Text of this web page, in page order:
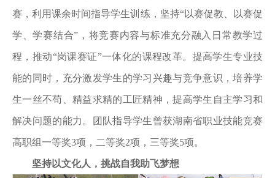
赛，利用课余时间指导学生训练，坚持“以赛促教、以赛促
学、学赛结合”，将竞赛内容与标准充分融入日常教学过
程，推动“岗课赛证”一体化的课程改革。提高学生专业技
能的同时，充分激发学生的学习兴趣与竞争意识，培养学
生一丝不苟、精益求精的工匠精神，提高学生自主学习和
解决问题的能力。团队指导学生曾获湖南省职业技能竞赛
高职组一等奖3项，二等奖2项，三等奖5项。
坚持以文化人，挑战自我助飞梦想